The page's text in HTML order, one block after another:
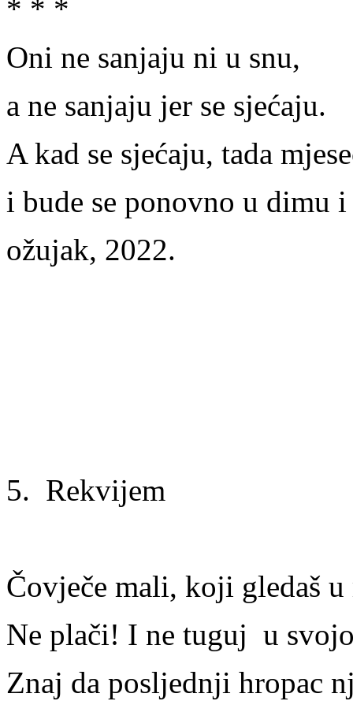
* * *
Oni ne sanjaju ni u snu,
a ne sanjaju jer se sjećaju.
A kad se sjećaju, tada
i bude se ponovno u dimu
ožujak, 2022.
5. Rekvijem
Čovječe mali, koji gledaš
Ne plači! I ne tuguj u
Znaj da posljednji hropac